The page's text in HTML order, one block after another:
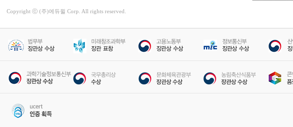
Copyright ⓒ (주)에듀윌 Corp. All rights reserved.